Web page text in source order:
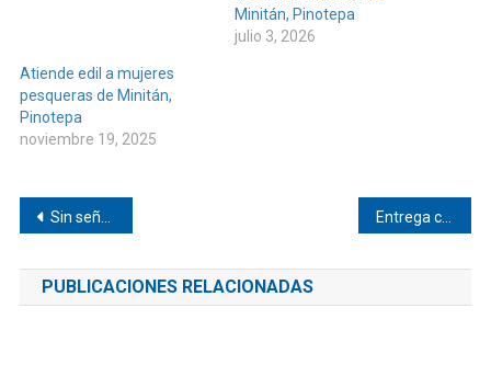
Minitán, Pinotepa
julio 3, 2026
Atiende edil a mujeres
pesqueras de Minitán,
Pinotepa
noviembre 19, 2025
Navegación
de
entradas
Sin señal móvil en Mechoacán
PUBLICACIONES RELACIONADAS